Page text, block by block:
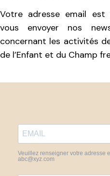
Votre adresse email est
vous envoyer nos
concernant les activités
de l’Enfant et du Champ
Veuillez renseigner votre adresse
abc@xyz.com